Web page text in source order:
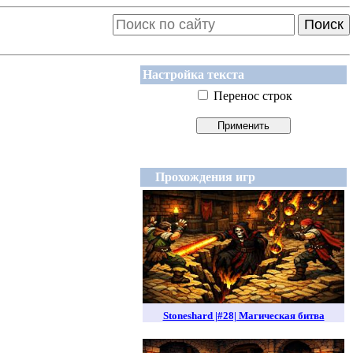
Поиск
Настройка текста
Перенос строк
Прохождения игр
Stoneshard |#28| Магическая битва